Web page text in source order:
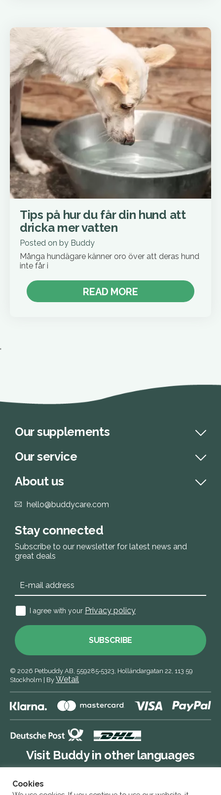
Tips på hur du får din hund att
dricka mer vatten
Posted on by Buddy
Många hundägare känner oro över att deras hund
inte får i
READ MORE
'
Our supplements
Our service
About us
hello@buddycare.com
Stay connected
Subscribe to our newsletter for latest news and
great deals
I agree with your Privacy policy
SUBSCRIBE
© 2026 Petbuddy AB, 559285‑5323, Holländargatan 22, 113 59
Stockholm
By Wetail
Visit Buddy in other languages
Cookies